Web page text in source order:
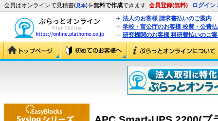
会員はオンラインで見積書(見本)を無料で作成できます 会員登録(無料) ログイン
法人のお客様 請求書払いのご案内
学校・官公庁のお客様 校費・公費
研究機関のお客様 科研費払いのご